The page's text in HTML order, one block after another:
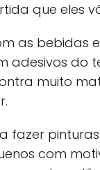
que eles
as bebidas
adesivos do
muito
fazer
com